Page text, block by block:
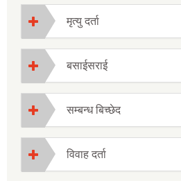
मृत्यु दर्ता
बसाईसराई
सम्बन्ध बिच्छेद
विवाह दर्ता